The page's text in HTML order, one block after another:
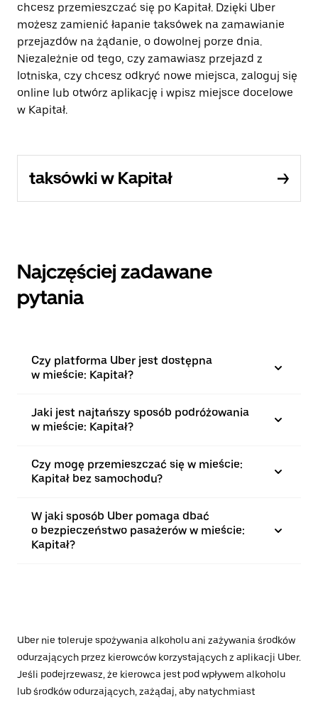
chcesz przemieszczać się po Kapitał. Dzięki Uber
możesz zamienić łapanie taksówek na zamawianie
przejazdów na żądanie, o dowolnej porze dnia.
Niezależnie od tego, czy zamawiasz przejazd z
lotniska, czy chcesz odkryć nowe miejsca, zaloguj się
online lub otwórz aplikację i wpisz miejsce docelowe
w Kapitał.
taksówki w Kapitał
Najczęściej zadawane
pytania
Czy platforma Uber jest dostępna
w mieście: Kapitał?
Jaki jest najtańszy sposób podróżowania
w mieście: Kapitał?
Czy mogę przemieszczać się w mieście:
Kapitał bez samochodu?
W jaki sposób Uber pomaga dbać
o bezpieczeństwo pasażerów w mieście:
Kapitał?
Uber nie toleruje spożywania alkoholu ani zażywania środków
odurzających przez kierowców korzystających z aplikacji Uber.
Jeśli podejrzewasz, że kierowca jest pod wpływem alkoholu
lub środków odurzających, zażądaj, aby natychmiast